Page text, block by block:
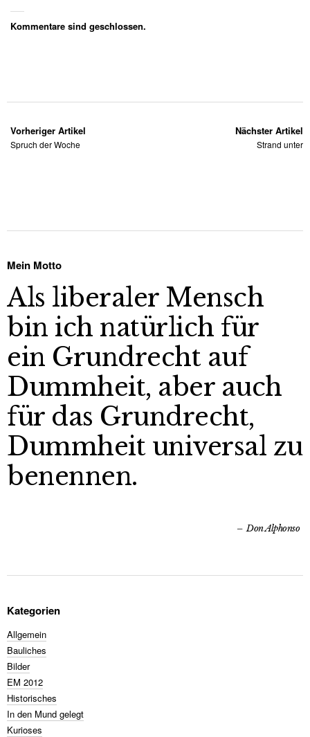
Kommentare sind geschlossen.
Vorheriger Artikel
Spruch der Woche
Nächster Artikel
Strand unter
Mein Motto
Als liberaler Mensch
bin ich natürlich für
ein Grundrecht auf
Dummheit, aber auch
für das Grundrecht,
Dummheit universal zu
benennen.
Don Alphonso
Kategorien
Allgemein
Bauliches
Bilder
EM 2012
Historisches
In den Mund gelegt
Kurioses